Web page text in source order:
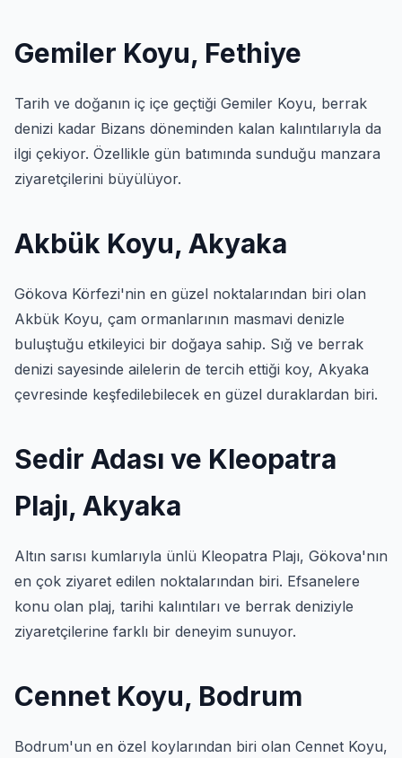
Gemiler Koyu, Fethiye
Tarih ve doğanın iç içe geçtiği Gemiler Koyu, berrak
denizi kadar Bizans döneminden kalan kalıntılarıyla da
ilgi çekiyor. Özellikle gün batımında sunduğu manzara
ziyaretçilerini büyülüyor.
Akbük Koyu, Akyaka
Gökova Körfezi'nin en güzel noktalarından biri olan
Akbük Koyu, çam ormanlarının masmavi denizle
buluştuğu etkileyici bir doğaya sahip. Sığ ve berrak
denizi sayesinde ailelerin de tercih ettiği koy, Akyaka
çevresinde keşfedilebilecek en güzel duraklardan biri.
Sedir Adası ve Kleopatra
Plajı, Akyaka
Altın sarısı kumlarıyla ünlü Kleopatra Plajı, Gökova'nın
en çok ziyaret edilen noktalarından biri. Efsanelere
konu olan plaj, tarihi kalıntıları ve berrak deniziyle
ziyaretçilerine farklı bir deneyim sunuyor.
Cennet Koyu, Bodrum
Bodrum'un en özel koylarından biri olan Cennet Koyu,